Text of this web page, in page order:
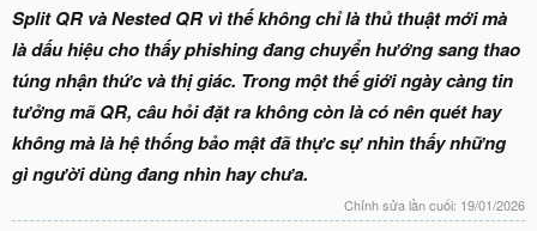
Split QR và Nested QR vì thế không chỉ là thủ thuật mới mà
là dấu hiệu cho thấy phishing đang chuyển hướng sang thao
túng nhận thức và thị giác. Trong một thế giới ngày càng tin
tưởng mã QR, câu hỏi đặt ra không còn là có nên quét hay
không mà là hệ thống bảo mật đã thực sự nhìn thấy những
gì người dùng đang nhìn hay chưa.
Chỉnh sửa lần cuối: 19/01/2026